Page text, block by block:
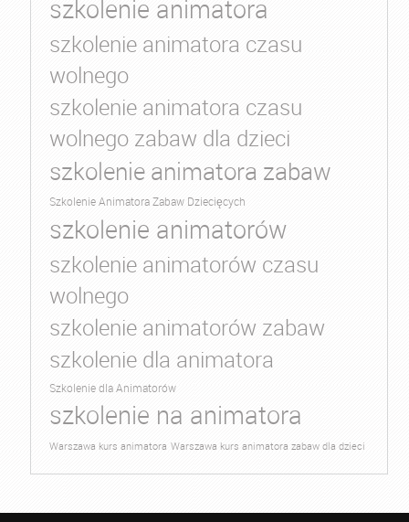
szkolenie animatora
szkolenie animatora czasu
wolnego
szkolenie animatora czasu
wolnego zabaw dla dzieci
szkolenie animatora zabaw
Szkolenie Animatora Zabaw Dziecięcych
szkolenie animatorów
szkolenie animatorów czasu
wolnego
szkolenie animatorów zabaw
szkolenie dla animatora
Szkolenie dla Animatorów
szkolenie na animatora
Warszawa kurs animatora Warszawa kurs animatora zabaw dla dzieci